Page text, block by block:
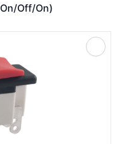
Off/On)